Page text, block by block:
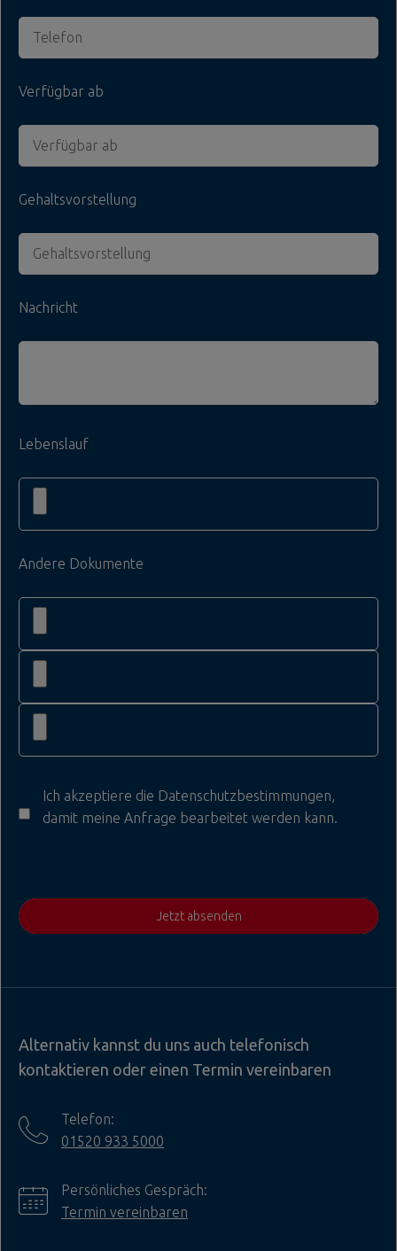
Verfügbar ab
Gehaltsvorstellung
Nachricht
Lebenslauf
Andere Dokumente
Ich akzeptiere die Datenschutzbestimmungen,
damit meine Anfrage bearbeitet werden kann.
Jetzt absenden
Alternativ kannst du uns auch telefonisch
kontaktieren oder einen Termin vereinbaren
Telefon:
01520 933 5000
Persönliches Gespräch:
Termin vereinbaren